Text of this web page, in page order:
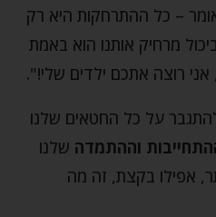
– כל ההתרחקות היא רק
מרחיק אותנו הוא באמת
אני רוצה אתכם ילדים שלי!".
על כל החטאים שלנו
וההתמדה שלנו
אפילו בקצת, זה מה